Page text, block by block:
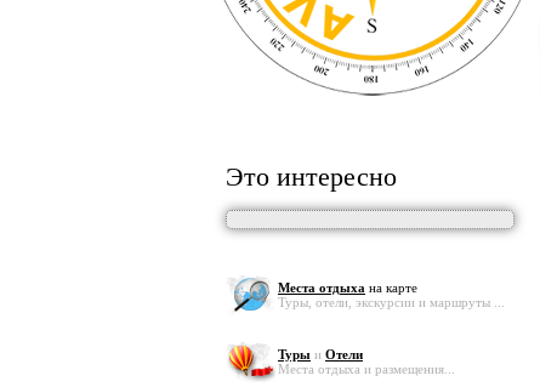
Это интересно
Места отдыха на карте
Туры, отели, экскурсии и маршруты ...
Туры и Отели
Места отдыха и размещения...